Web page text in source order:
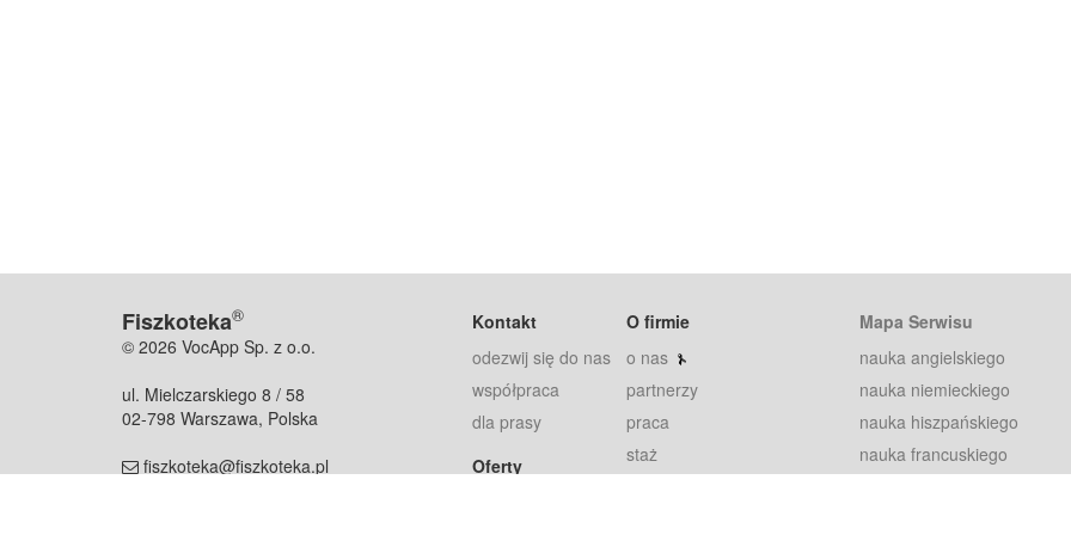
Fiszkoteka®
© 2026 VocApp Sp. z o.o.
ul. Mielczarskiego 8 / 58
02-798 Warszawa, Polska
fiszkoteka@fiszkoteka.pl
Kontakt
odezwij się do nas
współpraca
dla prasy
Oferty
O firmie
o nas
partnerzy
praca
staż
Mapa Serwisu
nauka angielskiego
nauka niemieckiego
nauka hiszpańskiego
nauka francuskiego